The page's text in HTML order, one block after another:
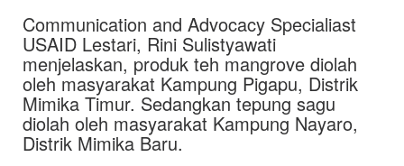
Communication and Advocacy Specialiast
USAID Lestari, Rini Sulistyawati
menjelaskan, produk teh mangrove diolah
oleh masyarakat Kampung Pigapu, Distrik
Mimika Timur. Sedangkan tepung sagu
diolah oleh masyarakat Kampung Nayaro,
Distrik Mimika Baru.